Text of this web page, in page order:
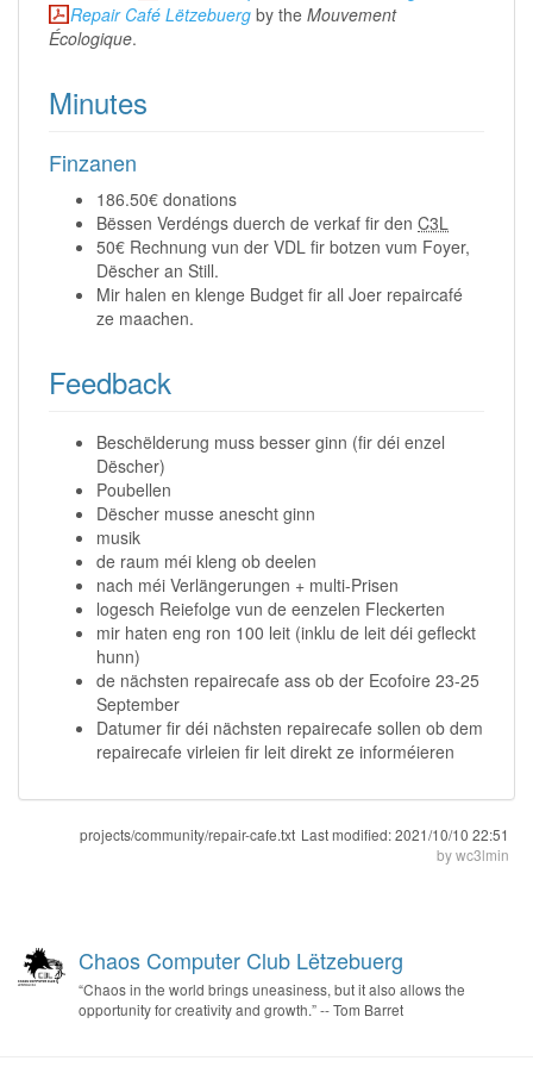
Repair Café Lëtzebuerg by the Mouvement
Écologique.
Minutes
Finzanen
186.50€ donations
Bëssen Verdéngs duerch de verkaf fir den C3L
50€ Rechnung vun der VDL fir botzen vum Foyer,
Dëscher an Still.
Mir halen en klenge Budget fir all Joer repaircafé
ze maachen.
Feedback
Beschëlderung muss besser ginn (fir déi enzel
Dëscher)
Poubellen
Dëscher musse anescht ginn
musik
de raum méi kleng ob deelen
nach méi Verlängerungen + multi-Prisen
logesch Reiefolge vun de eenzelen Fleckerten
mir haten eng ron 100 leit (inklu de leit déi gefleckt
hunn)
de nächsten repairecafe ass ob der Ecofoire 23-25
September
Datumer fir déi nächsten repairecafe sollen ob dem
repairecafe virleien fir leit direkt ze informéieren
projects/community/repair-cafe.txt Last modified:2021/10/10 22:51
bywc3lmin
Chaos Computer Club Lëtzebuerg
“Chaos in the world brings uneasiness, but it also allows the
opportunity for creativity and growth.” -- Tom Barret